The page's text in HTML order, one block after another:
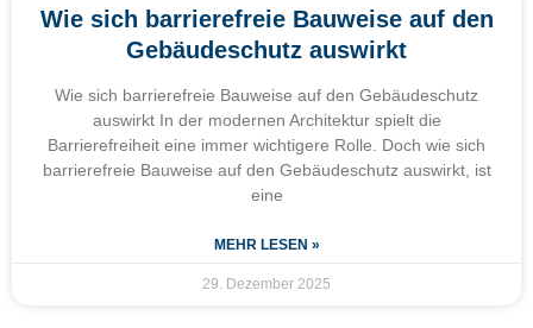
Wie sich barrierefreie Bauweise auf den
Gebäudeschutz auswirkt
Wie sich barrierefreie Bauweise auf den Gebäudeschutz
auswirkt In der modernen Architektur spielt die
Barrierefreiheit eine immer wichtigere Rolle. Doch wie sich
barrierefreie Bauweise auf den Gebäudeschutz auswirkt, ist
eine
MEHR LESEN »
29. Dezember 2025